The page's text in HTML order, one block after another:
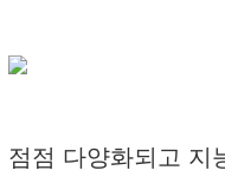
점점 다양화되고 지